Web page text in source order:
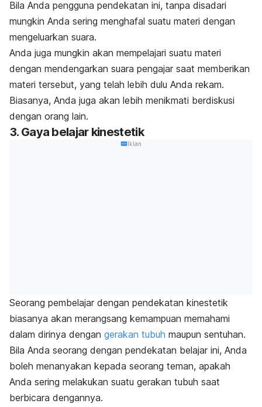
Bila Anda pengguna pendekatan ini, tanpa disadari
mungkin Anda sering menghafal suatu materi dengan
mengeluarkan suara.
Anda juga mungkin akan mempelajari suatu materi
dengan mendengarkan suara pengajar saat memberikan
materi tersebut, yang telah lebih dulu Anda rekam.
Biasanya, Anda juga akan lebih menikmati berdiskusi
dengan orang lain.
3. Gaya belajar kinestetik
Iklan
Seorang pembelajar dengan pendekatan kinestetik
biasanya akan merangsang kemampuan memahami
dalam dirinya dengan gerakan tubuh maupun sentuhan.
Bila Anda seorang dengan pendekatan belajar ini, Anda
boleh menanyakan kepada seorang teman, apakah
Anda sering melakukan suatu gerakan tubuh saat
berbicara dengannya.